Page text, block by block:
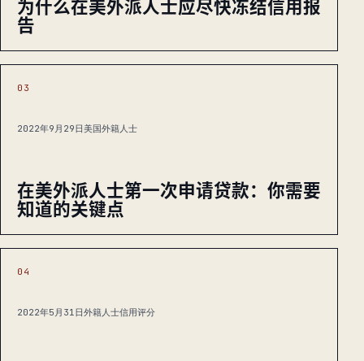
为什么在美外派人士应尽快冻结信用报
告
03
2022年9月29日美国外籍人士
在美外派人士第一次申请贷款：你需要
知道的关键点
04
2022年5月31日外籍人士信用评分